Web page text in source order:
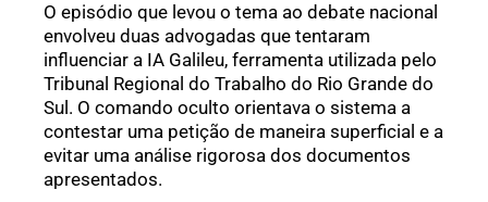
O episódio que levou o tema ao debate nacional
envolveu duas advogadas que tentaram
influenciar a IA Galileu, ferramenta utilizada pelo
Tribunal Regional do Trabalho do Rio Grande do
Sul. O comando oculto orientava o sistema a
contestar uma petição de maneira superficial e a
evitar uma análise rigorosa dos documentos
apresentados.